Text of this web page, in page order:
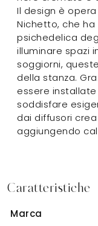
Il design è
Nichetto, che
psichedelica
illuminare spazi
soggiorni,
della stanza.
essere
soddisfare
dai diffusori
aggiungendo
Caratteristiche
Marca